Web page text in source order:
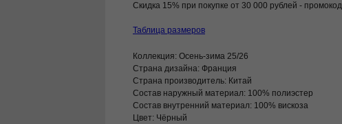
Скидка 15% при покупке от 30 000 рублей -
Таблица размеров
Коллекция: Осень-зима 25/26
Страна дизайна: Франция
Страна производитель: Китай
Состав наружный материал: 100% полиэстер
Состав внутренний материал: 100% вискоза
Цвет: Чёрный